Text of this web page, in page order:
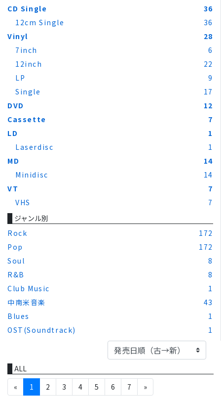
CD Single
36
12cm Single
36
Vinyl
28
7inch
6
12inch
22
LP
9
Single
17
DVD
12
Cassette
7
LD
1
Laserdisc
1
MD
14
Minidisc
14
VT
7
VHS
7
ジャンル別
Rock
172
Pop
172
Soul
8
R&B
8
Club Music
1
中南米音楽
43
Blues
1
OST(Soundtrack)
1
ALL
«
1 2 3 4 5 6 7 »